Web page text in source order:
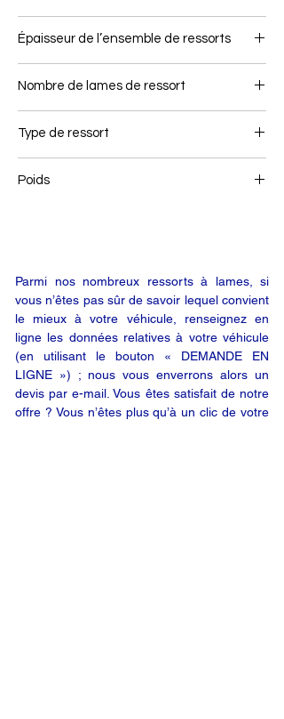
Épaisseur de l’ensemble de ressorts
Nombre de lames de ressort
Type de ressort
Poids
Parmi nos nombreux ressorts à lames, si
vous n’êtes pas sûr de savoir lequel convient
le mieux à votre véhicule, renseignez en
ligne les données relatives à votre véhicule
(en utilisant le bouton « DEMANDE EN
LIGNE ») ; nous vous enverrons alors un
devis par e-mail. Vous êtes satisfait de notre
offre ? Vous n’êtes plus qu’à un clic de votre